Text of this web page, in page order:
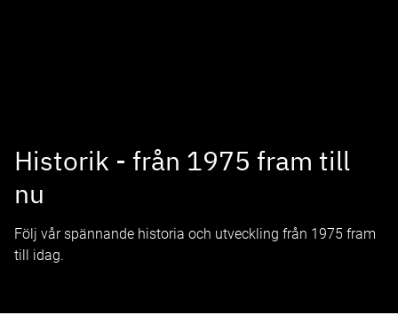
Historik - från 1975 fram till
nu
Följ vår spännande historia och utveckling från 1975 fram
till idag.